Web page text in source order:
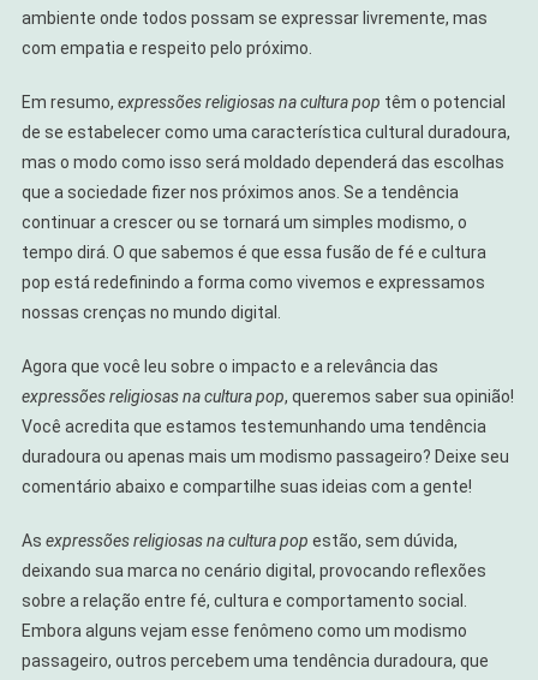
ambiente onde todos possam se expressar livremente, mas
com empatia e respeito pelo próximo.
Em resumo, expressões religiosas na cultura pop têm o potencial
de se estabelecer como uma característica cultural duradoura,
mas o modo como isso será moldado dependerá das escolhas
que a sociedade fizer nos próximos anos. Se a tendência
continuar a crescer ou se tornará um simples modismo, o
tempo dirá. O que sabemos é que essa fusão de fé e cultura
pop está redefinindo a forma como vivemos e expressamos
nossas crenças no mundo digital.
Agora que você leu sobre o impacto e a relevância das
expressões religiosas na cultura pop, queremos saber sua opinião!
Você acredita que estamos testemunhando uma tendência
duradoura ou apenas mais um modismo passageiro? Deixe seu
comentário abaixo e compartilhe suas ideias com a gente!
As expressões religiosas na cultura pop estão, sem dúvida,
deixando sua marca no cenário digital, provocando reflexões
sobre a relação entre fé, cultura e comportamento social.
Embora alguns vejam esse fenômeno como um modismo
passageiro, outros percebem uma tendência duradoura, que